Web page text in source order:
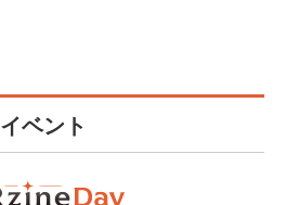
イベント